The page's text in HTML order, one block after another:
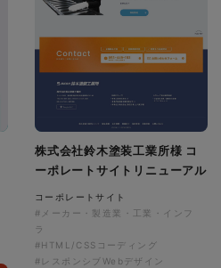
株式会社鈴木塗装工業所様 コ
ーポレートサイトリニューアル
コーポレートサイト
#メーカー・製造業・工業・インフ
ラ
#HTML/CSSコーディング
#レスポンシブWebデザイン